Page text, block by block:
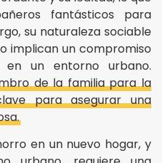
fantásticos para
su naturaleza sociable
implican un compromiso
un entorno urbano.
de la familia para la
para asegurar una
en un nuevo hogar, y